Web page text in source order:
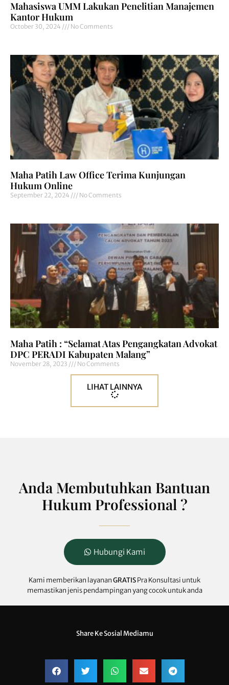
Mahasiswa UMM Lakukan Penelitian Manajemen
Kantor Hukum
October 30, 2024 No Comments
Maha Patih Law Office Terima Kunjungan
Hukum Online
September 22, 2024 No Comments
Maha Patih : “Selamat Atas Pengangkatan Advokat
DPC PERADI Kabupaten Malang”
November 28, 2023 No Comments
LIHAT LAINNYA
Anda Membutuhkan Bantuan
Hukum Professional ?
Hubungi Kami
Kami memberikan layananGRATISPra Konsultasi untuk
memastikan jenis pendampingan yang cocok untuk anda
Share Ke Sosial Mediamu